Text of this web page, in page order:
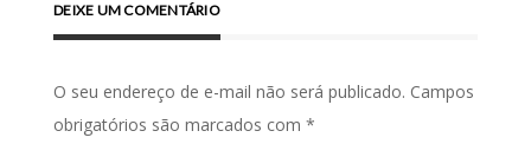
DEIXE UM COMENTÁRIO
O seu endereço de e-mail não será publicado. Campos
obrigatórios são marcados com *